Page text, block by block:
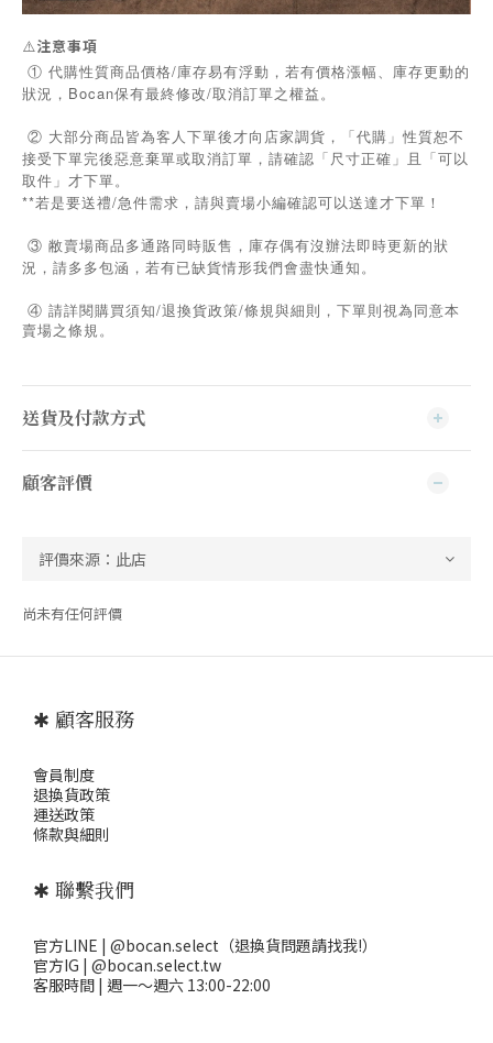
⚠️注意事項
① 代購性質商品價格/庫存易有浮動，若有價格漲幅、庫存更動的
狀況，Bocan保有最終修改/取消訂單之權益。
② 大部分商品皆為客人下單後才向店家調貨，「代購」性質恕不
接受下單完後惡意棄單或取消訂單，請確認「尺寸正確」且「可以
取件」才下單。
**若是要送禮/急件需求，請與賣場小編確認可以送達才下單！
③ 敝賣場商品多通路同時販售，庫存偶有沒辦法即時更新的狀
況，請多多包涵，若有已缺貨情形我們會盡快通知。
④ 請詳閱購買須知/退換貨政策/條規與細則，下單則視為同意本
賣場之條規。
送貨及付款方式
顧客評價
尚未有任何評價
✱ 顧客服務
會員制度
退換貨政策
運送政策
條款與細則
✱ 聯繫我們
官方LINE | @bocan.select（退換貨問題請找我!）
官方IG | @bocan.select.tw
客服時間 | 週一～週六 13:00-22:00